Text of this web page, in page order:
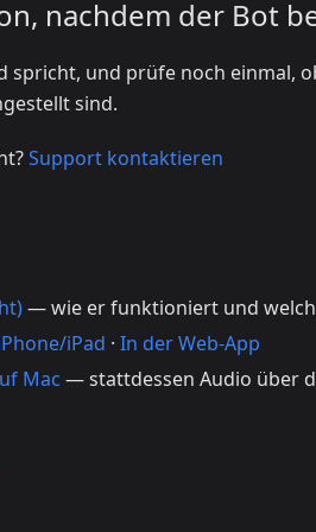
nachdem der Bot
spricht, und prüfe noch einmal,
sind.
Support kontaktieren
— wie er funktioniert und
iPad · In der Web-App
Mac — stattdessen Audio über